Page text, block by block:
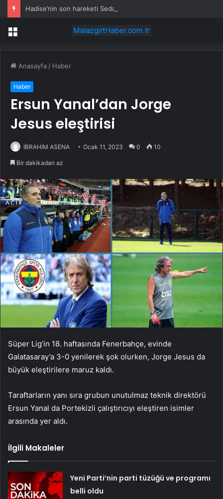
Hadise’nin son hareketi Sedat Peker’e benzetildi
Menü
Anasayfa / Haber
Haber
Ersun Yanal’dan Jorge
Jesus eleştirisi
İBRAHİM ASENA Ocak 11, 2023 0 10
Bir dakikadan az
Süper Lig’in 18. haftasında Fenerbahçe, evinde
Galatasaray’a 3-0 yenilerek şok olurken, Jorge Jesus da
büyük eleştirilere maruz kaldı.
Taraftarların yanı sıra grubun unutulmaz teknik direktörü
Ersun Yanal da Portekizli çalıştırıcıyı eleştiren isimler
arasında yer aldı.
İlgili Makaleler
Yeni Parti’nin parti tüzüğü ve programı
belli oldu